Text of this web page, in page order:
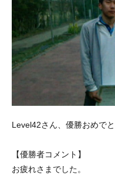
Level42さん、優勝おめで
【優勝者コメント】
お疲れさまでした。